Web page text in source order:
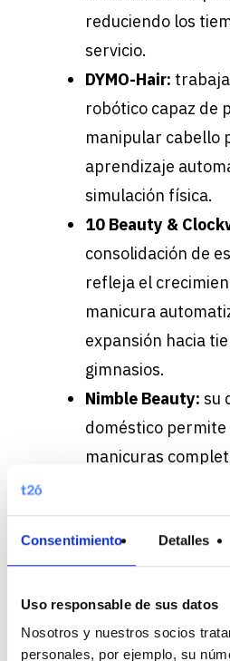
Consentimiento Detalles
Uso responsable de sus datos
Nosotros y nuestros socios
personales, por ejemplo, su
reduciendo los
servicio.
DYMO-Hair:
robótico capaz de
manipular cabello
aprendizaje
simulación física.
10 Beauty &
consolidación de
refleja el
manicura
expansión hacia
gimnasios.
Nimble Beauty: su
doméstico
manicuras
automatización a
lugares.
Big Data Analytics:
para personalizar